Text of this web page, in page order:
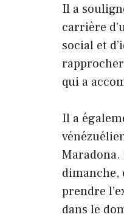
Il a
carrière
social et
qui a
Il a
Maradona.
dimanche,
prendre
dans le